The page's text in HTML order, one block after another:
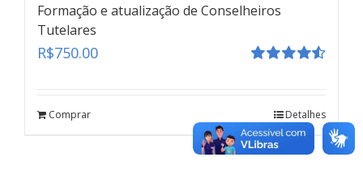
Formação e atualização de Conselheiros
Tutelares
R$750.00
Comprar Detalhes